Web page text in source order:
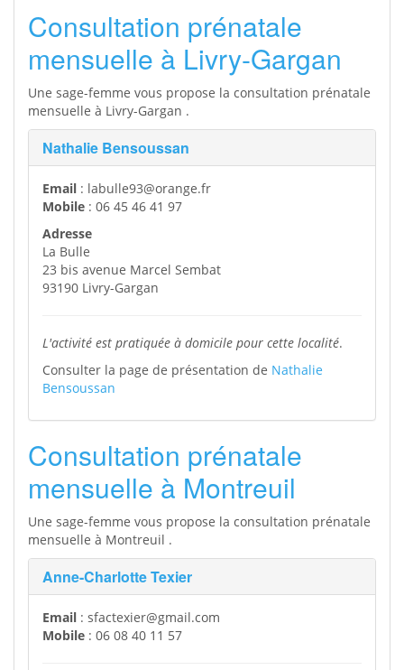
Consultation prénatale
mensuelle à Livry-Gargan
Une sage-femme vous propose la consultation prénatale
mensuelle à Livry-Gargan .
Nathalie Bensoussan
Email : labulle93@orange.fr
Mobile : 06 45 46 41 97
Adresse
La Bulle
23 bis avenue Marcel Sembat
93190 Livry-Gargan
L'activité est pratiquée à domicile pour cette localité.
Consulter la page de présentation de Nathalie
Bensoussan
Consultation prénatale
mensuelle à Montreuil
Une sage-femme vous propose la consultation prénatale
mensuelle à Montreuil .
Anne-Charlotte Texier
Email : sfactexier@gmail.com
Mobile : 06 08 40 11 57